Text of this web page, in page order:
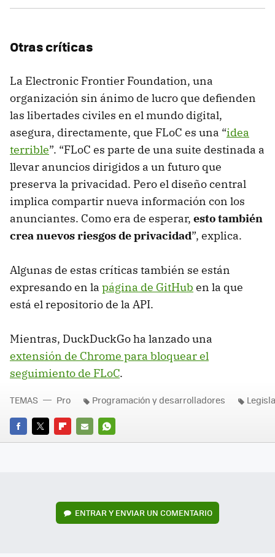
Otras críticas
La Electronic Frontier Foundation, una
organización sin ánimo de lucro que defienden
las libertades civiles en el mundo digital,
asegura, directamente, que FLoC es una “idea
terrible”. “FLoC es parte de una suite destinada a
llevar anuncios dirigidos a un futuro que
preserva la privacidad. Pero el diseño central
implica compartir nueva información con los
anunciantes. Como era de esperar, esto también
crea nuevos riesgos de privacidad”, explica.
Algunas de estas críticas también se están
expresando en la página de GitHub en la que
está el repositorio de la API.
Mientras, DuckDuckGo ha lanzado una
extensión de Chrome para bloquear el
seguimiento de FLoC.
FACEBOOK
TWITTERFLIPBOARD
E-
WHATSAPP
TEMAS Pro Programación y desarrolladores
ENTRAR Y ENVIAR UN COMENTARIO